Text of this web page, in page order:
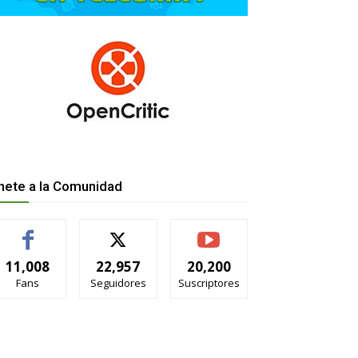
a la Comunidad
11,008
Fans
22,957
Seguidores
20,200
Suscriptores